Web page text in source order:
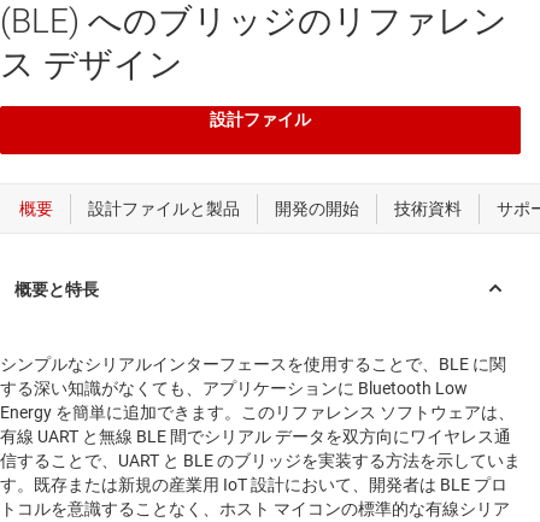
(BLE) へのブリッジのリファレン
ス デザイン
設計ファイル
シンプルなシリアルインターフェースを使用することで、BLE に関
する深い知識がなくても、アプリケーションに Bluetooth Low
Energy を簡単に追加できます。このリファレンス ソフトウェアは、
有線 UART と無線 BLE 間でシリアル データを双方向にワイヤレス通
信することで、UART と BLE のブリッジを実装する方法を示していま
す。既存または新規の産業用 IoT 設計において、開発者は BLE プロ
トコルを意識することなく、ホスト マイコンの標準的な有線シリア